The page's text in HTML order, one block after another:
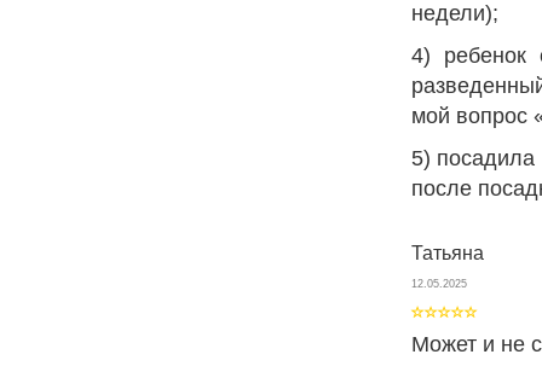
недели);
4) ребенок
мой вопрос
5) посадила
после
Татьяна
12.05.2025
Может и не